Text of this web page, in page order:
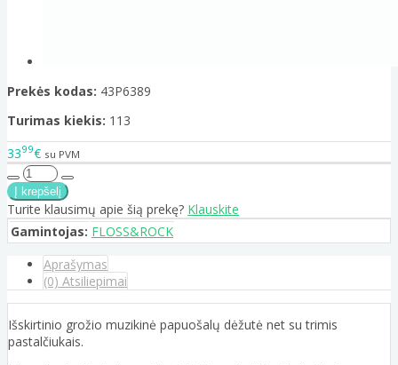
Prekės kodas: 43P6389
Turimas kiekis: 113
3399€ su PVM
Turite klausimų apie šią prekę? Klauskite
Gamintojas: FLOSS&ROCK
Aprašymas
(0) Atsiliepimai
Išskirtinio grožio muzikinė papuošalų dėžutė net su trimis
pastalčiukais.